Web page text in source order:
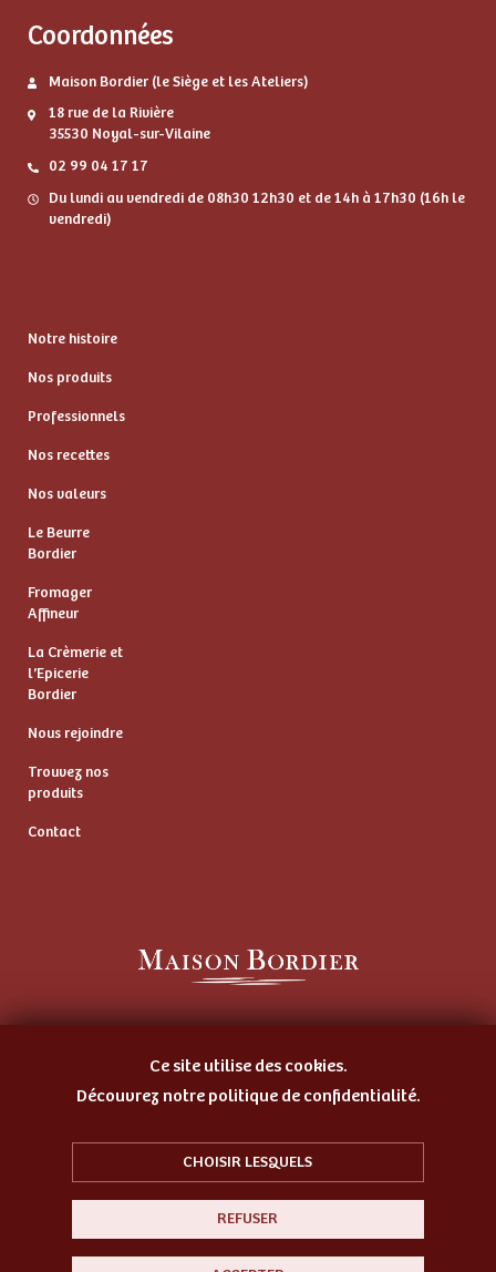
Coordonnées
Maison Bordier (le Siège et les Ateliers)
18 rue de la Rivière
35530 Noyal-sur-Vilaine
02 99 04 17 17
Du lundi au vendredi de 08h30 12h30 et de 14h à 17h30 (16h le
vendredi)
Notre histoire
Nos produits
Professionnels
Nos recettes
Nos valeurs
Le Beurre
Bordier
Fromager
Affineur
La Crèmerie et
l’Epicerie
Bordier
Nous rejoindre
Trouvez nos
produits
Contact
et Fromager Affineur
Ce site utilise des cookies.
Découvrez notre politique de confidentialité.
CHOISIR LESQUELS
REFUSER
Plan du site